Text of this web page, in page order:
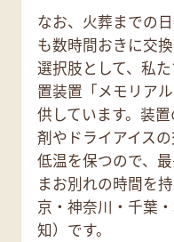
なお、火葬までの
も数時間おきに交
選択肢として、私
置装置「メモリア
供しています。装
剤やドライアイス
低温を保つので、
まお別れの時間を
京・神奈川・千葉
知）です。